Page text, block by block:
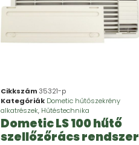
Cikkszám 35321-p
Kategóriák Dometic hűtőszekrény
alkatrészek, Hűtéstechnika
Dometic LS 100 hűtő
szellőzőrács rendszer